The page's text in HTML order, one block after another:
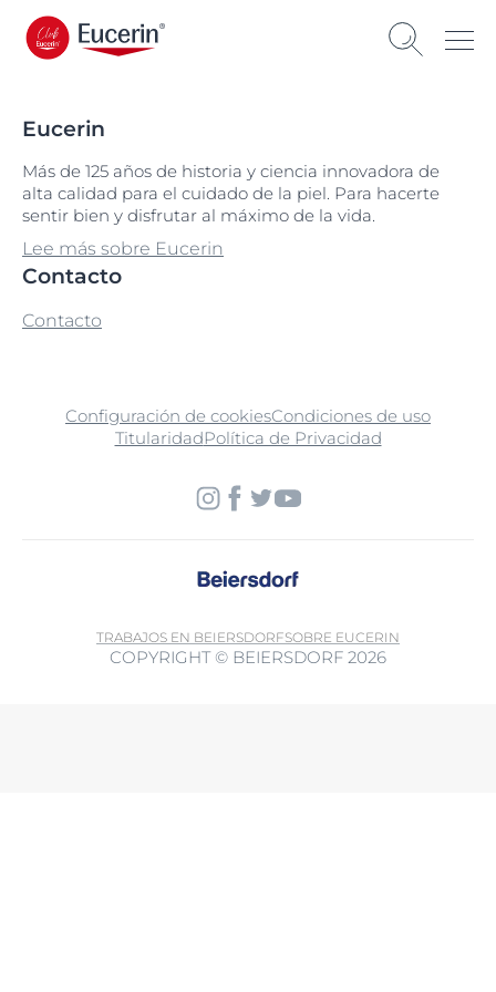
Eucerin
Más de 125 años de historia y ciencia innovadora de
alta calidad para el cuidado de la piel. Para hacerte
sentir bien y disfrutar al máximo de la vida.
Lee más sobre Eucerin
Contacto
Contacto
Configuración de cookiesCondiciones de uso
TitularidadPolítica de Privacidad
TRABAJOS EN BEIERSDORFSOBRE EUCERIN
COPYRIGHT © BEIERSDORF 2026